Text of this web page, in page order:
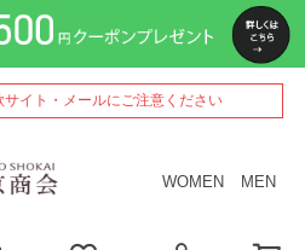
イト・メールにご注意ください
WOMEN MEN
ペー
ジト
ップ
へ